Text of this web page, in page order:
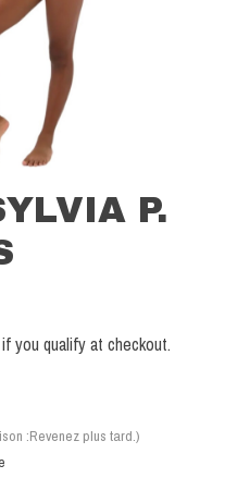
P.
you qualify at checkout.
:Revenez plus tard.)